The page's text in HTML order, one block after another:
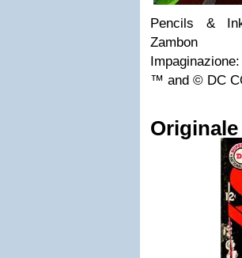
Pencils &
Zambon
™ and © DC